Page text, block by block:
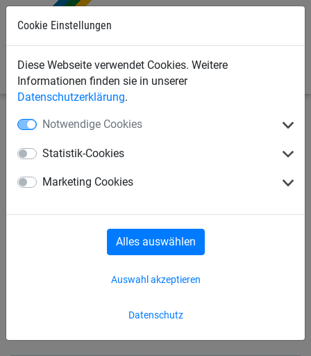
Cookie Einstellungen
Diese Webseite verwendet Cookies. Weitere
Informationen finden sie in unserer
Datenschutzerklärung.
Notwendige Cookies
Statistik-Cookies
Marketing Cookies
Datenschutz
Auswahl akzeptieren
Alles auswählen
Sportnetze Handballnetze
Hallenhandball-Tornetz aus
PP, ca. 4 mm stark,
Maschenweite 100 mm